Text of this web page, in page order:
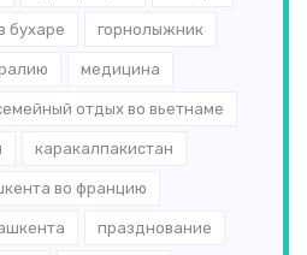
бухаре горнолыжник
медицина
отдых во вьетнаме
каракалпакистан
во францию
празднование